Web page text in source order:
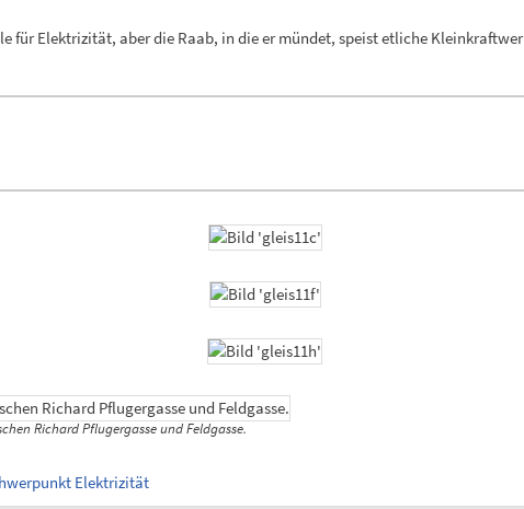
für Elektrizität, aber die Raab, in die er mündet, speist etliche
Richard Pflugergasse und Feldgasse.
Elektrizität